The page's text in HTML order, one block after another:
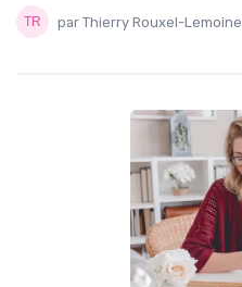
par Thierry Rouxel-Lemoine